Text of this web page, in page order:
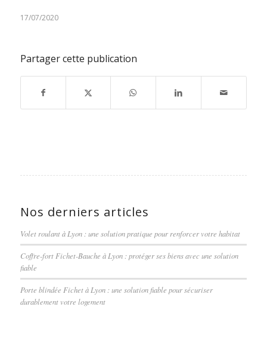
17/07/2020
Partager cette publication
Nos derniers articles
Volet roulant à Lyon : une solution pratique pour renforcer votre habitat
Coffre-fort Fichet-Bauche à Lyon : protéger ses biens avec une solution
fiable
Porte blindée Fichet à Lyon : une solution fiable pour sécuriser
durablement votre logement